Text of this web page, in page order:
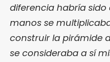
diferencia habría
manos se
construir la pirámide
se consideraba a sí